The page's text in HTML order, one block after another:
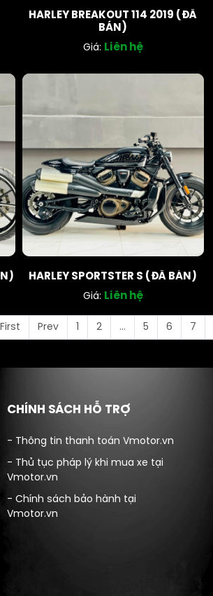
HARLEY BREAKOUT 114 2019 (ĐÃ
BÁN)
Giá: Liên hệ
HARLEY SPORTSTER S (ĐÃ BÁN)
Giá: Liên hệ
First Prev 2 ... 5 6 7
CHÍNH SÁCH HỖ TRỢ
- Thông tin thanh toán Vmotor.vn
- Thủ tục pháp lý khi mua xe tại
Vmotor.vn
- Chính sách bảo hành tại
Vmotor.vn